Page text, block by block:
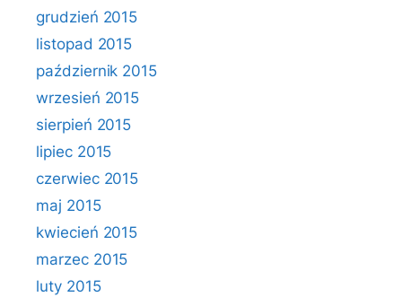
grudzień 2015
listopad 2015
październik 2015
wrzesień 2015
sierpień 2015
lipiec 2015
czerwiec 2015
maj 2015
kwiecień 2015
marzec 2015
luty 2015